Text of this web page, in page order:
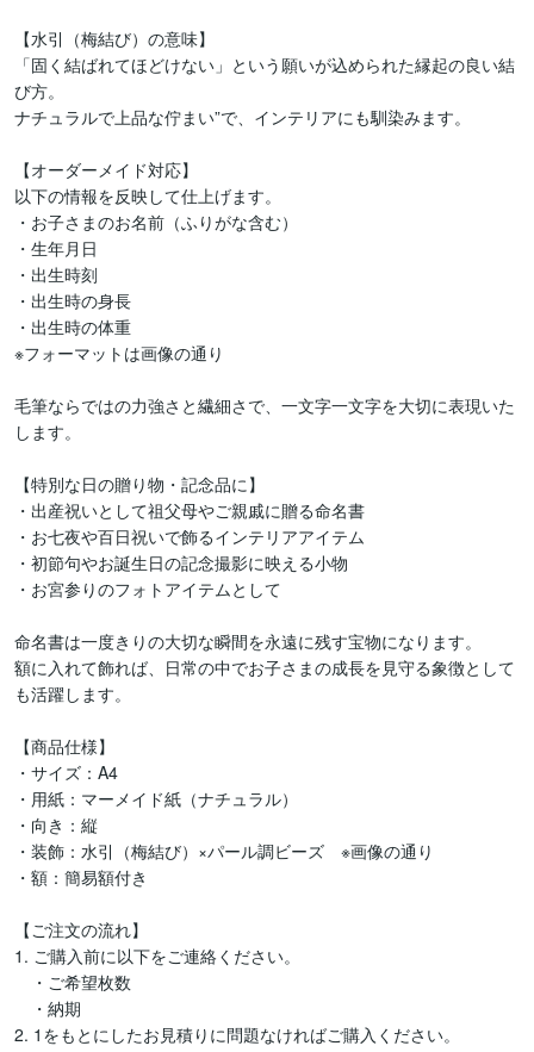
【水引（梅結び）の意味】
「固く結ばれてほどけない」という願いが込められた縁起の良い結
び方。
ナチュラルで上品な佇まい”で、インテリアにも馴染みます。
【オーダーメイド対応】
以下の情報を反映して仕上げます。
・お子さまのお名前（ふりがな含む）
・生年月日
・出生時刻
・出生時の身長
・出生時の体重
※フォーマットは画像の通り
毛筆ならではの力強さと繊細さで、一文字一文字を大切に表現いた
します。
【特別な日の贈り物・記念品に】
・出産祝いとして祖父母やご親戚に贈る命名書
・お七夜や百日祝いで飾るインテリアアイテム
・初節句やお誕生日の記念撮影に映える小物
・お宮参りのフォトアイテムとして
命名書は一度きりの大切な瞬間を永遠に残す宝物になります。
額に入れて飾れば、日常の中でお子さまの成長を見守る象徴として
も活躍します。
【商品仕様】
・サイズ：A4
・用紙：マーメイド紙（ナチュラル）
・向き：縦
・装飾：水引（梅結び）×パール調ビーズ　※画像の通り
・額：簡易額付き
【ご注文の流れ】
1. ご購入前に以下をご連絡ください。
・ご希望枚数
・納期
2. 1をもとにしたお見積りに問題なければご購入ください。